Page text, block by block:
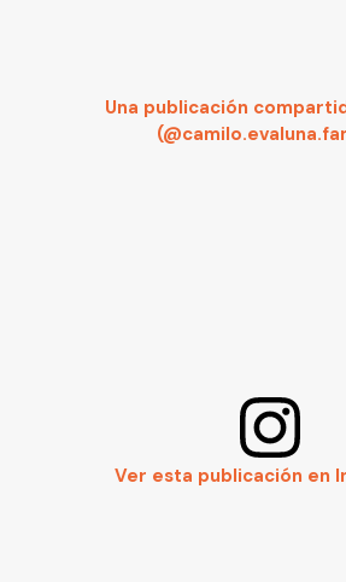
Una publicación
Ver esta publicación en